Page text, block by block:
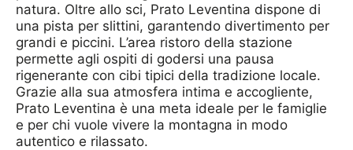
natura. Oltre allo sci, Prato Leventina dispone di
una pista per slittini, garantendo divertimento per
grandi e piccini. L’area ristoro della stazione
permette agli ospiti di godersi una pausa
rigenerante con cibi tipici della tradizione locale.
Grazie alla sua atmosfera intima e accogliente,
Prato Leventina è una meta ideale per le famiglie
e per chi vuole vivere la montagna in modo
autentico e rilassato.